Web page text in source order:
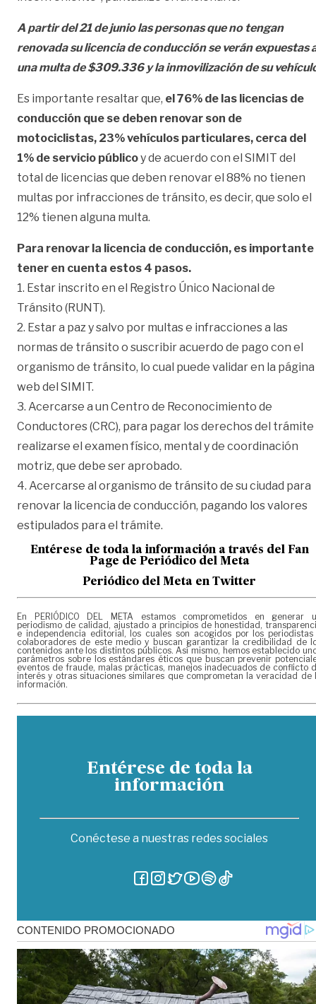
A partir del 21 de junio las personas que no tengan
renovada su licencia de conducción se verán expuestas
una multa de $309.336 y la inmovilización de su
Es importante resaltar que, el 76% de las licencias de
conducción que se deben renovar son de
motociclistas, 23% vehículos particulares, cerca del
1% de servicio públicoy de acuerdo con el SIMIT del
total de licencias que deben renovar el 88% no tienen
multas por infracciones de tránsito, es decir, que solo el
12% tienen alguna multa.
Para renovar la licencia de conducción, es importante
tener en cuenta estos 4 pasos.
1. Estar inscrito en el Registro Único Nacional de
Tránsito (RUNT).
2. Estar a paz y salvo por multas e infracciones a las
normas de tránsito o suscribir acuerdo de pago con el
organismo de tránsito, lo cual puede validar en la página
web del SIMIT.
3. Acercarse a un Centro de Reconocimiento de
Conductores (CRC), para pagar los derechos del trámite
realizarse el examen físico, mental y de coordinación
motriz, que debe ser aprobado.
4. Acercarse al organismo de tránsito de su ciudad para
renovar la licencia de conducción, pagando los valores
estipulados para el trámite.
Entérese de toda la información a través del Fan
Page de Periódico del Meta
Periódico del Meta en Twitter
En PERIÓDICO DEL META estamos comprometidos en generar
periodismo de calidad, ajustado a principios de honestidad,
e independencia editorial, los cuales son acogidos por los periodistas
colaboradores de este medio y buscan garantizar la credibilidad de
contenidos ante los distintos públicos. Así mismo, hemos establecido
parámetros sobre los estándares éticos que buscan prevenir
eventos de fraude, malas prácticas, manejos inadecuados de conflicto
interés y otras situaciones similares que comprometan la veracidad de
información.
Entérese de toda la
información
Conéctese a nuestras redes sociales